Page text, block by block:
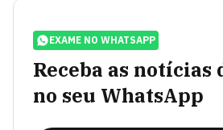
EXAME NO WHATSAPP
Receba as notícias
no seu WhatsApp